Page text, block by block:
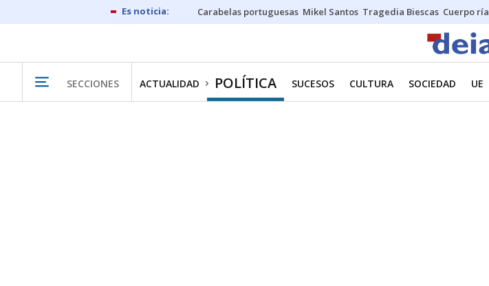
Carabelas portuguesas Mikel Santos Tragedia Biescas Cuerpo ría
SECCIONES ACTUALIDAD POLÍTICA SUCESOS CULTURA SOCIEDAD UE